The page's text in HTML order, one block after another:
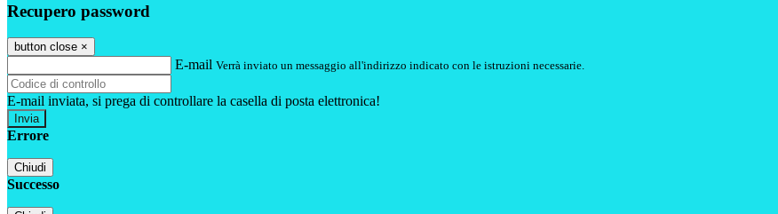
Recupero password
button close ×
E-mail Verrà inviato un messaggio all'indirizzo indicato con le istruzioni necessarie.
E-mail inviata, si prega di controllare la casella di posta elettronica!
Errore
Chiudi
Successo